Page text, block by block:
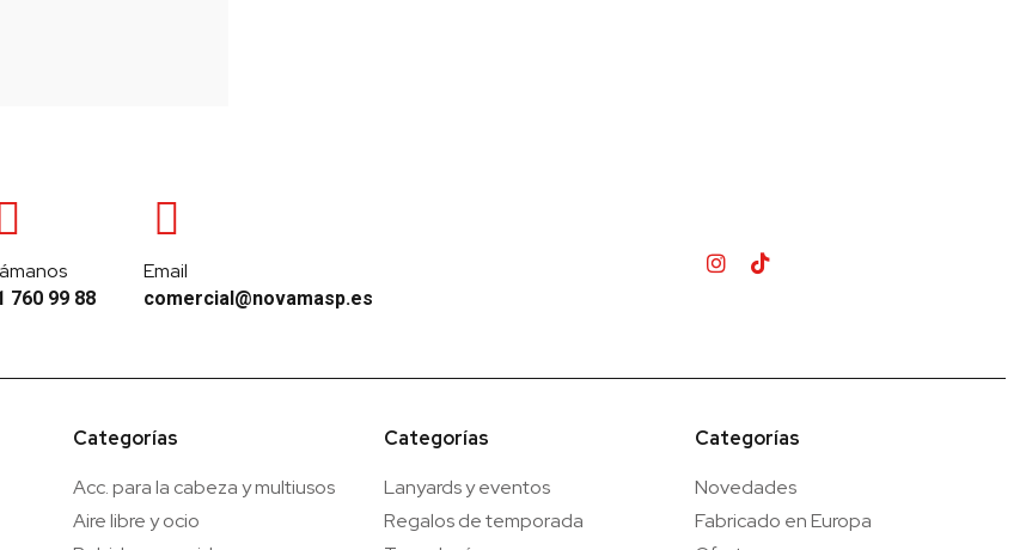
760 99 88
Email
comercial@novamasp.es
Categorías
Acc. para la cabeza y multiusos
Aire libre y ocio
Categorías
Lanyards y eventos
Regalos de temporada
Categorías
Novedades
Fabricado en Europa